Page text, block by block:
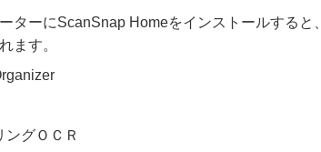
ターにScanSnap Homeをインストールする
ます。
ングＯＣＲ